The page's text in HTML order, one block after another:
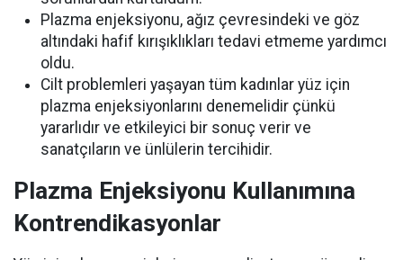
Plazma enjeksiyonu, ağız çevresindeki ve göz
altındaki hafif kırışıklıkları tedavi etmeme yardımcı
oldu.
Cilt problemleri yaşayan tüm kadınlar yüz için
plazma enjeksiyonlarını denemelidir çünkü
yararlıdır ve etkileyici bir sonuç verir ve
sanatçıların ve ünlülerin tercihidir.
Plazma Enjeksiyonu Kullanımına
Kontrendikasyonlar